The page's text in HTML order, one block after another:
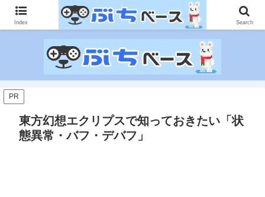
ゲームに課金して得た情報をゲーム記事に仕上げて、収益以上の課金をする無
限機関サイトです。
PR
東方幻想エクリプスで知っておきたい「状
態異常・バフ・デバフ」
Index Search